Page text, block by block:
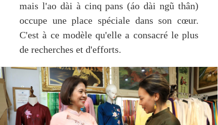
mais l'ao dài à cinq pans (áo dài ngũ thân)
occupe une place spéciale dans son cœur.
C'est à ce modèle qu'elle a consacré le plus
de recherches et d'efforts.